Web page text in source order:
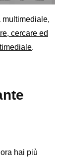
multimediale,
cercare ed
.
hai più